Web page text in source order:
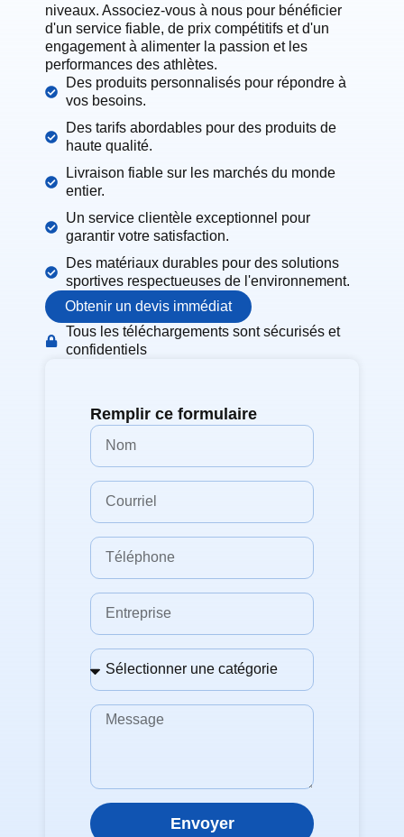
niveaux. Associez-vous à nous pour bénéficier
d'un service fiable, de prix compétitifs et d'un
engagement à alimenter la passion et les
performances des athlètes.
Des produits personnalisés pour répondre à
vos besoins.
Des tarifs abordables pour des produits de
haute qualité.
Livraison fiable sur les marchés du monde
entier.
Un service clientèle exceptionnel pour
garantir votre satisfaction.
Des matériaux durables pour des solutions
sportives respectueuses de l'environnement.
Obtenir un devis immédiat
Tous les téléchargements sont sécurisés et
confidentiels
Remplir ce formulaire
Envoyer